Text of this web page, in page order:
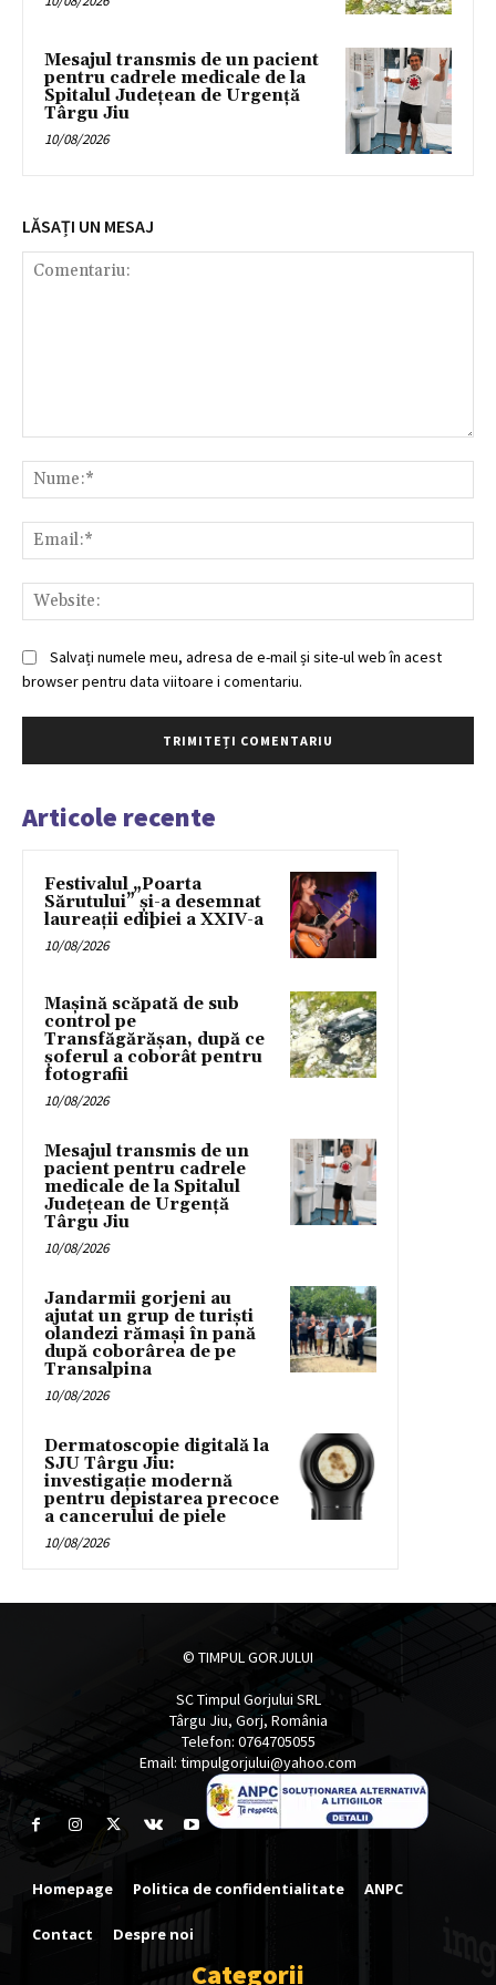
Mesajul transmis de un pacient
pentru cadrele medicale de la
Spitalul Județean de Urgență
Târgu Jiu
10/08/2026
LĂSAȚI UN MESAJ
Salvați numele meu, adresa de e-mail și site-ul web în acest
browser pentru data viitoare i comentariu.
Articole recente
Festivalul „Poarta
Sărutului” și-a desemnat
laureații ediþiei a XXIV-a
10/08/2026
Mașină scăpată de sub
control pe
Transfăgărășan, după ce
șoferul a coborât pentru
fotografii
10/08/2026
Mesajul transmis de un
pacient pentru cadrele
medicale de la Spitalul
Județean de Urgență
Târgu Jiu
10/08/2026
Jandarmii gorjeni au
ajutat un grup de turiști
olandezi rămași în pană
după coborârea de pe
Transalpina
10/08/2026
Dermatoscopie digitală la
SJU Târgu Jiu:
investigație modernă
pentru depistarea precoce
a cancerului de piele
10/08/2026
© TIMPUL GORJULUI
SC Timpul Gorjului SRL
Târgu Jiu, Gorj, România
Telefon: 0764705055
Email: timpulgorjului@yahoo.com
Homepage Politica de confidentialitate ANPC
Contact Despre noi
Categorii